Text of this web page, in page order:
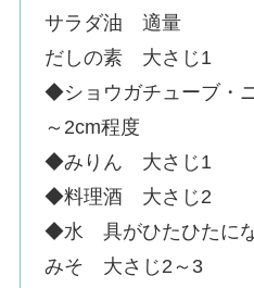
サラダ油 適量
だしの素 大さじ1
◆ショウガチューブ・
～2cm程度
◆みりん 大さじ1
◆料理酒 大さじ2
◆水 具がひたひたに
みそ 大さじ2～3